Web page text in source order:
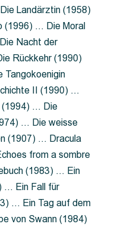
Landärztin (1958)
(1996) … Die Moral
Nacht der
Rückkehr (1990)
II (1990) …
(1994) … Die
… Die weisse
(1907) … Dracula
from a sombre
(1983) … Ein
… Ein Fall für
… Ein Tag auf dem
von Swann (1984)